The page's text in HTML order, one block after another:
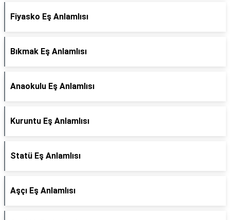
Fiyasko Eş Anlamlısı
Bıkmak Eş Anlamlısı
Anaokulu Eş Anlamlısı
Kuruntu Eş Anlamlısı
Statü Eş Anlamlısı
Aşçı Eş Anlamlısı